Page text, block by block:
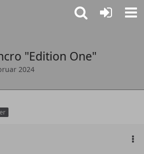
"Edition One"
2024